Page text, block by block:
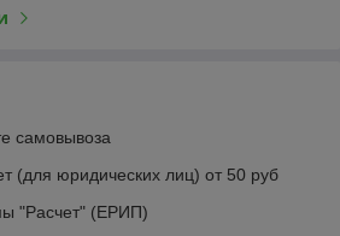
самовывоза
(для юридических лиц) от 50 руб
"Расчет" (ЕРИП)